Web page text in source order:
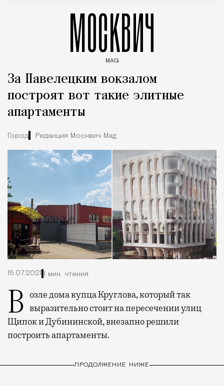
МОСКВИЧ
MAG
За Павелецким вокзалом
построят вот такие элитные
апартаменты
Город Редакция Москвич Mag
15.07.2021 1 мин. чтения
Возле дома купца Круглова, который так выразительно стоит на пересечении улиц
Щипок и Дубининской, внезапно решили
построить апартаменты.
ПРОДОЛЖЕНИЕ НИЖЕ